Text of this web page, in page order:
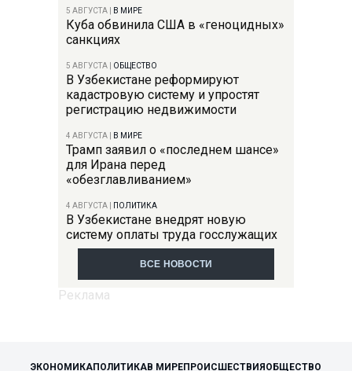
5 АВГУСТА В МИРЕ
Куба обвинила США в «геноцидных»
санкциях
5 АВГУСТА ОБЩЕСТВО
В Узбекистане реформируют
кадастровую систему и упростят
регистрацию недвижимости
4 АВГУСТА В МИРЕ
Трамп заявил о «последнем шансе»
для Ирана перед
«обезглавливанием»
4 АВГУСТА ПОЛИТИКА
В Узбекистане внедрят новую
систему оплаты труда госслужащих
ВСЕ НОВОСТИ
ЭКОНОМИКАПОЛИТИКАВ МИРЕПРОИСШЕСТВИЯОБЩЕСТВО